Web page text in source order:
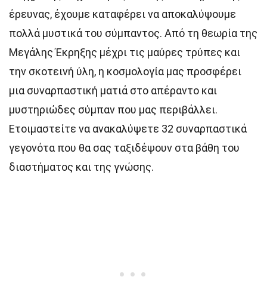
έρευνας, έχουμε καταφέρει να αποκαλύψουμε
πολλά μυστικά του σύμπαντος. Από τη θεωρία της
Μεγάλης Έκρηξης μέχρι τις μαύρες τρύπες και
την σκοτεινή ύλη, η κοσμολογία μας προσφέρει
μια συναρπαστική ματιά στο απέραντο και
μυστηριώδες σύμπαν που μας περιβάλλει.
Ετοιμαστείτε να ανακαλύψετε 32 συναρπαστικά
γεγονότα που θα σας ταξιδέψουν στα βάθη του
διαστήματος και της γνώσης.